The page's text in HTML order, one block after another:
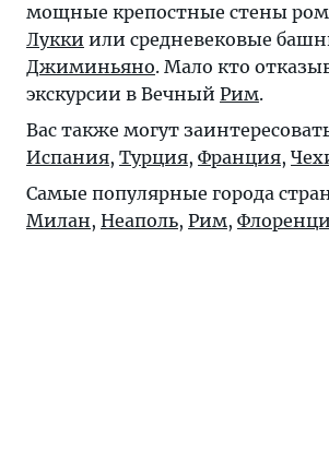
мощные крепостные стены
Лукки или средневековые
Джиминьяно. Мало кто
экскурсии в Вечный Рим.
Вас также могут
Испания, Турция, Франция,
Самые популярные города
Милан, Неаполь, Рим,